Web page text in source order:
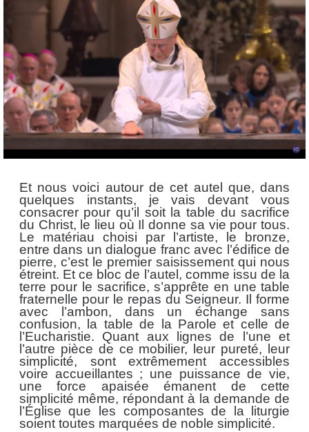
Et nous voici autour de cet autel que, dans
quelques instants, je vais devant vous
consacrer pour qu’il soit la table du sacrifice
du Christ, le lieu où Il donne sa vie pour tous.
Le matériau choisi par l’artiste, le bronze,
entre dans un dialogue franc avec l’édifice de
pierre, c’est le premier saisissement qui nous
étreint. Et ce bloc de l’autel, comme issu de la
terre pour le sacrifice, s’apprête en une table
fraternelle pour le repas du Seigneur. Il forme
avec l’ambon, dans un échange sans
confusion, la table de la Parole et celle de
l’Eucharistie. Quant aux lignes de l’une et
l’autre pièce de ce mobilier, leur pureté, leur
simplicité, sont extrêmement accessibles
voire accueillantes ; une puissance de vie,
une force apaisée émanent de cette
simplicité même, répondant à la demande de
l’Église que les composantes de la liturgie
soient toutes marquées de noble simplicité.